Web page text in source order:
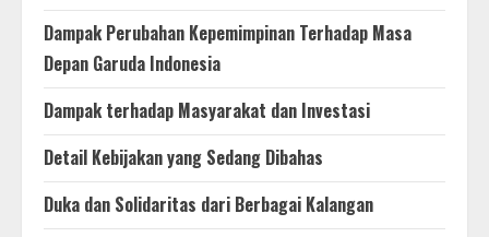
Dampak Perubahan Kepemimpinan Terhadap Masa
Depan Garuda Indonesia
Dampak terhadap Masyarakat dan Investasi
Detail Kebijakan yang Sedang Dibahas
Duka dan Solidaritas dari Berbagai Kalangan